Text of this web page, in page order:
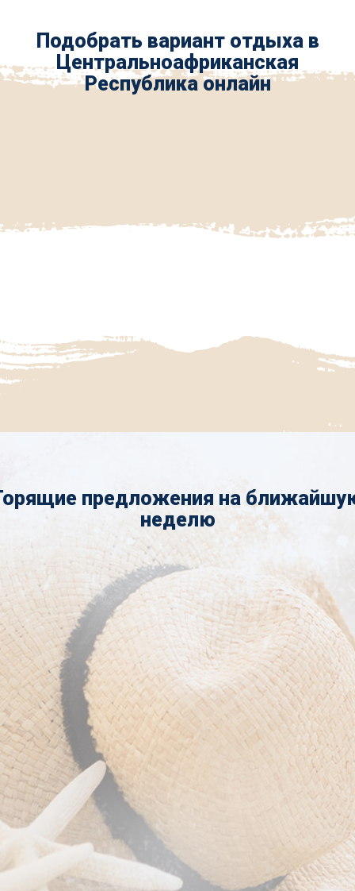
Подобрать вариант отдыха в
Центральноафриканская
Республика онлайн
предложения на
неделю